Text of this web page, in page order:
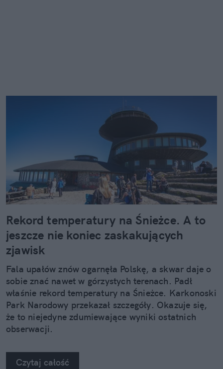
Rekord temperatury na Śnieżce. A to
jeszcze nie koniec zaskakujących
zjawisk
Fala upałów znów ogarnęła Polskę, a skwar daje o
sobie znać nawet w górzystych terenach. Padł
właśnie rekord temperatury na Śnieżce. Karkonoski
Park Narodowy przekazał szczegóły. Okazuje się,
że to niejedyne zdumiewające wyniki ostatnich
obserwacji.
Czytaj całość